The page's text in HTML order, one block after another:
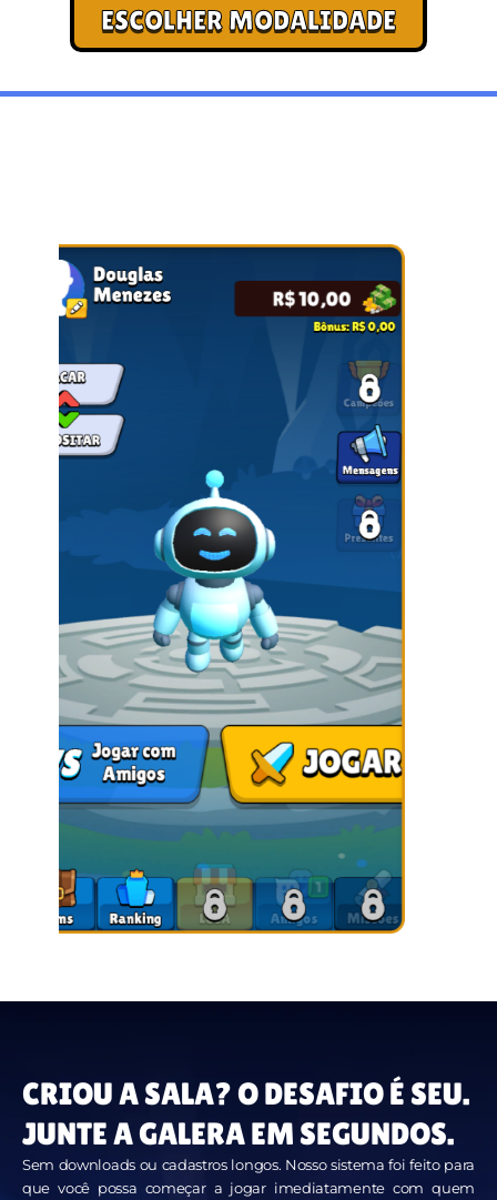
ESCOLHER MODALIDADE
CRIOU A SALA? O DESAFIO É SEU.
JUNTE A GALERA EM SEGUNDOS.
Sem downloads ou cadastros longos. Nosso sistema foi feito para
que você possa começar a jogar imediatamente com quem